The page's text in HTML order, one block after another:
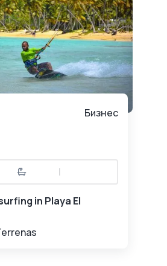
Бизнес
|
in Playa El